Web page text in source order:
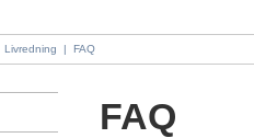
Livredning | FAQ
FAQ